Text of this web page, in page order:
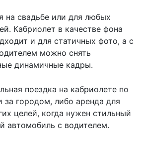
на свадьбе или для любых
Кабриолет в качестве фона
и для статичных фото, а с
можно снять
динамичные кадры.
поездка на кабриолете по
за городом, либо аренда для
целей, когда нужен стильный
автомобиль с водителем.